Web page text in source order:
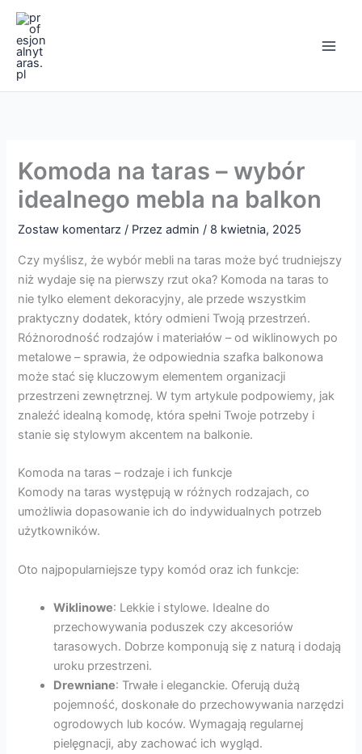
Przejdź
treści
Komoda na taras – wybór
idealnego mebla na balkon
Zostaw komentarz / Przezadmin/ 8 kwietnia, 2025
Czy myślisz, że wybór mebli na taras może być trudniejszy
niż wydaje się na pierwszy rzut oka? Komoda na taras to
nie tylko element dekoracyjny, ale przede wszystkim
praktyczny dodatek, który odmieni Twoją przestrzeń.
Różnorodność rodzajów i materiałów – od wiklinowych po
metalowe – sprawia, że odpowiednia szafka balkonowa
może stać się kluczowym elementem organizacji
przestrzeni zewnętrznej. W tym artykule podpowiemy, jak
znaleźć idealną komodę, która spełni Twoje potrzeby i
stanie się stylowym akcentem na balkonie.
Komoda na taras – rodzaje i ich funkcje
Komody na taras występują w różnych rodzajach, co
umożliwia dopasowanie ich do indywidualnych potrzeb
użytkowników.
Oto najpopularniejsze typy komód oraz ich funkcje:
Wiklinowe: Lekkie i stylowe. Idealne do
przechowywania poduszek czy akcesoriów
tarasowych. Dobrze komponują się z naturą i dodają
uroku przestrzeni.
Drewniane: Trwałe i eleganckie. Oferują dużą
pojemność, doskonałe do przechowywania narzędzi
ogrodowych lub koców. Wymagają regularnej
pielęgnacji, aby zachować ich wygląd.